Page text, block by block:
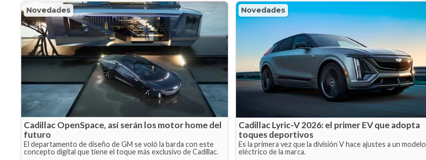
Novedades
Cadillac OpenSpace, así serán los motor home del
futuro
El departamento de diseño de GM se voló la barda con este
concepto digital que tiene el toque más exclusivo de Cadillac.
Novedades
Cadillac Lyric-V 2026: el primer EV que adopta
toques deportivos
Es la primera vez que la división V hace ajustes a un modelo
eléctrico de la marca.